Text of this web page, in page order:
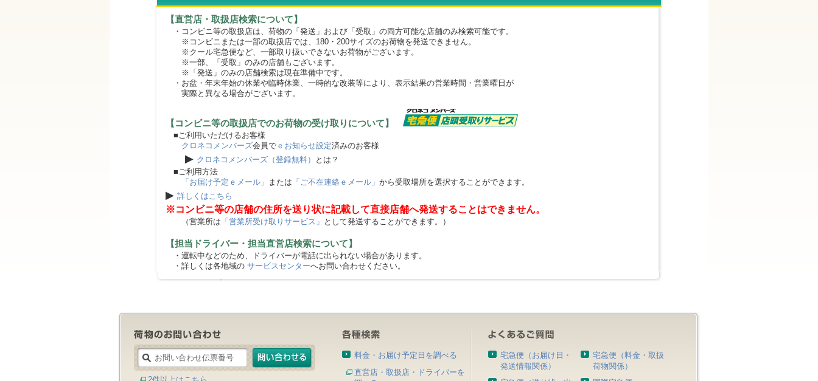
【直営店・取扱店検索について】
・コンビニ等の取扱店は、荷物の「発送」および「受取」の両方可能な店舗のみ検索可能です。
※コンビニまたは一部の取扱店では、180・200サイズのお荷物を発送できません。
※クール宅急便など、一部取り扱いできないお荷物がございます。
※一部、「受取」のみの店舗もございます。
※「発送」のみの店舗検索は現在準備中です。
・お盆・年末年始の休業や臨時休業、一時的な改装等により、表示結果の営業時間・営業曜日が
実際と異なる場合がございます。
【コンビニ等の取扱店でのお荷物の受け取りについて】
■ご利用いただけるお客様
クロネコメンバーズ会員で ｅお知らせ設定済みのお客様
▶ クロネコメンバーズ（登録無料）
とは？
■ご利用方法
「お届け予定ｅメール」 または 「ご不在連絡ｅメール」 から受取場所を選択することができます。
▶ 詳しくはこちら
※コンビニ等の店舗の住所を送り状に記載して直接店舗へ発送することはできません。
（営業所は 「営業所受け取りサービス」 として発送することができます。）
【担当ドライバー・担当直営店検索について】
・運転中などのため、ドライバーが電話に出られない場合があります。
・詳しくは各地域の サービスセンターへお問い合わせください。
料金・お届け予定日を調べる
直営店・取扱店・ドライバーを
宅急便（お届け日・
発送情報関係）
宅急便（料金・取扱
荷物関係）